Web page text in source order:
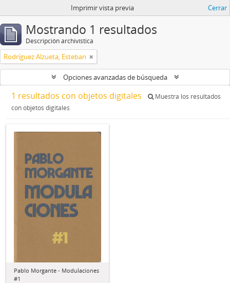
Imprimir vista previa Cerrar
Mostrando 1 resultados
Descripción archivística
Rodríguez Alzueta, Esteban
Opciones avanzadas de búsqueda
1 resultados con objetos digitales
Muestra los resultados
con objetos digitales
Pablo Morgante - Modulaciones
#1